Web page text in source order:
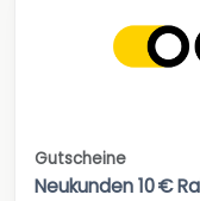
Gutscheine
Neukunden 10 €